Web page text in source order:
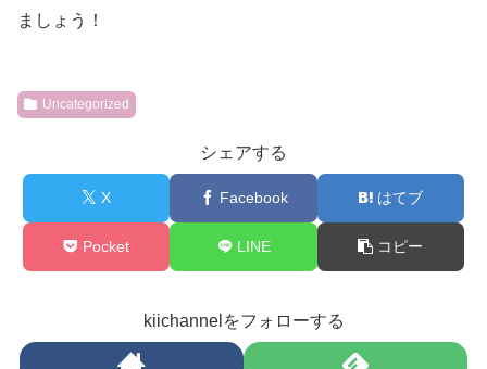
ましょう！
Uncategorized
シェアする
X Facebook はてブ
Pocket LINE コピー
kiichannelをフォローする